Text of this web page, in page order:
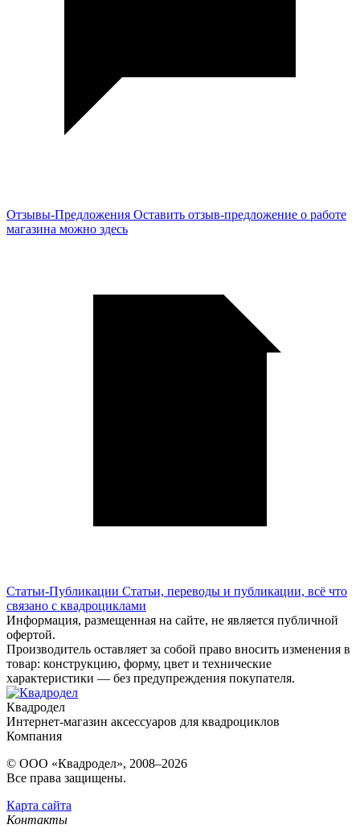
Отзывы-Предложения Оставить отзыв-предложение о работе
магазина можно здесь
Статьи-Публикации Статьи, переводы и публикации, всё что
связано с квадроциклами
Информация, размещенная на сайте, не является публичной
офертой.
Производитель оставляет за собой право вносить изменения в
товар: конструкцию, форму, цвет и технические
характеристики — без предупреждения покупателя.
Квадродел
Интернет-магазин аксессуаров для квадроциклов
Компания
© ООО «Квадродел», 2008–2026
Все права защищены.
Карта сайта
Контакты